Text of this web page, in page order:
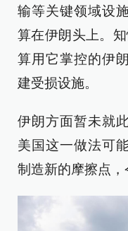
输等关键领域设
算在伊朗头上。
算用它掌控的伊
建受损设施。
伊朗方面暂未就
美国这一做法可
制造新的摩擦点，